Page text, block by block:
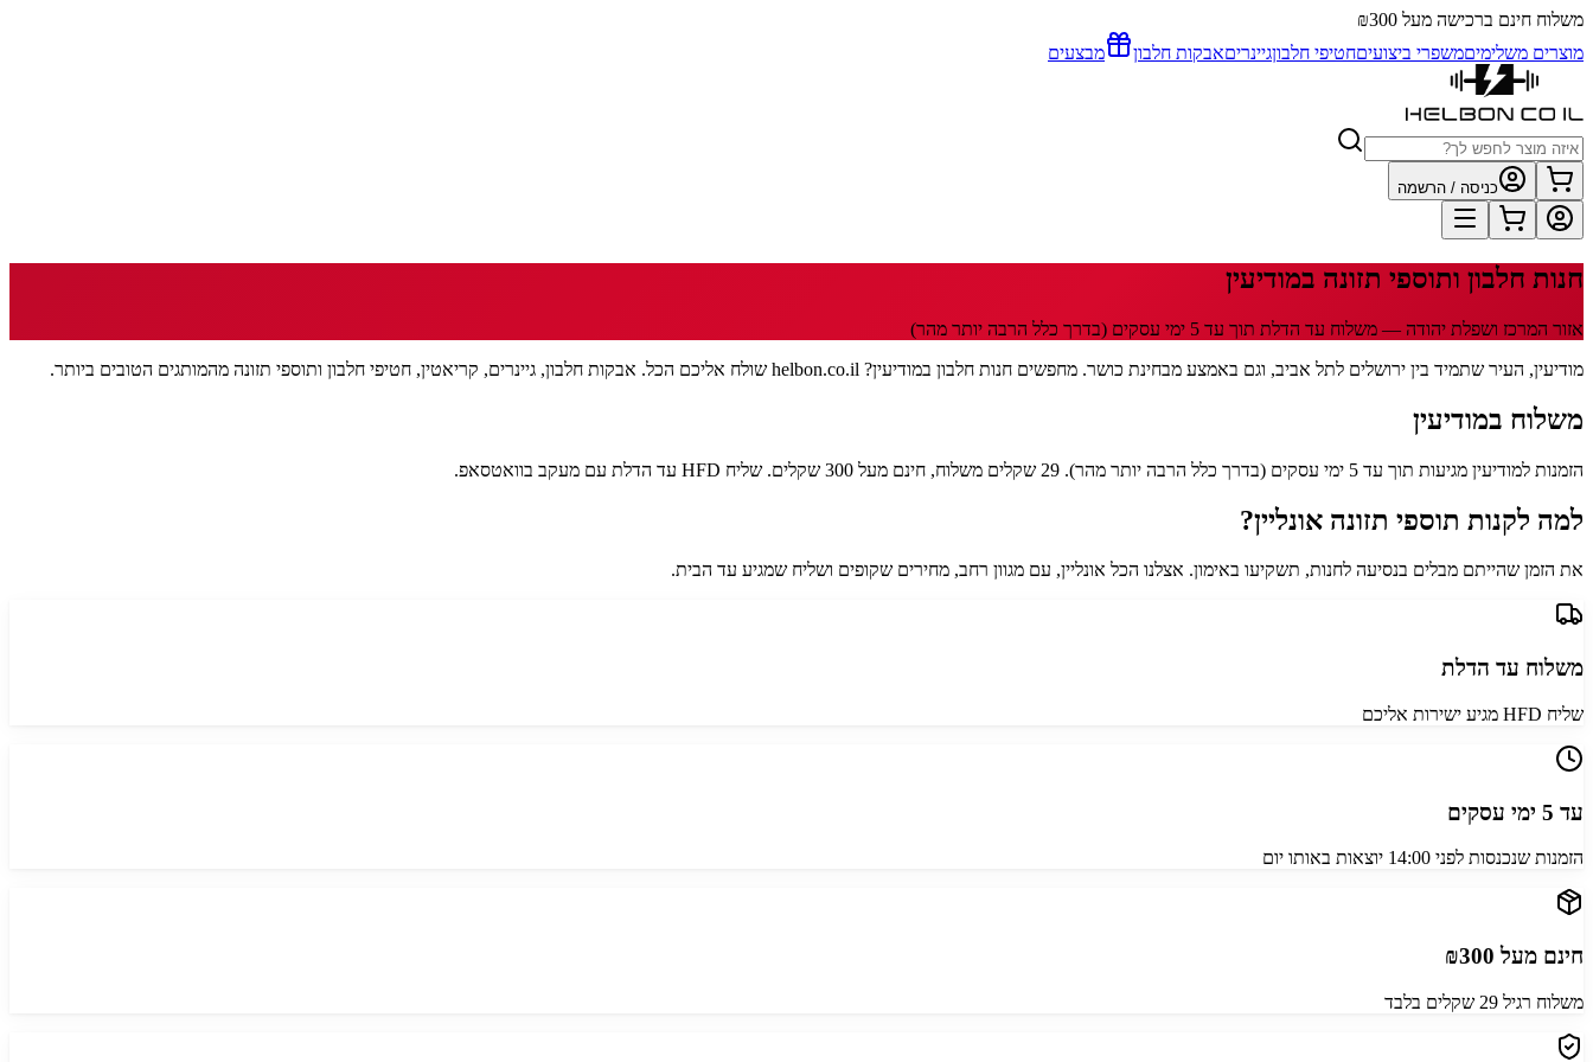
משלוח חינם ברכישה מעל ₪300
מוצרים משלימיםמשפרי ביצועיםחטיפי חלבוןגיינריםאבקות חלבון מבצעים
כניסה / הרשמה
חנות חלבון ותוספי תזונה במודיעין
אזור המרכז ושפלת יהודה — משלוח עד הדלת תוך עד 5 ימי עסקים (בדרך כלל הרבה יותר מהר)
מודיעין, העיר שתמיד בין ירושלים לתל אביב, וגם באמצע מבחינת כושר. מחפשים חנות חלבון במודיעין? helbon.co.il שולח אליכם הכל. אבקות חלבון, גיינרים, קריאטין, חטיפי חלבון ותוספי תזונה מהמותגים הטובים ביותר.
משלוח במודיעין
הזמנות למודיעין מגיעות תוך עד 5 ימי עסקים (בדרך כלל הרבה יותר מהר). 29 שקלים משלוח, חינם מעל 300 שקלים. שליח HFD עד הדלת עם מעקב בוואטסאפ.
למה לקנות תוספי תזונה אונליין?
את הזמן שהייתם מבלים בנסיעה לחנות, תשקיעו באימון. אצלנו הכל אונליין, עם מגוון רחב, מחירים שקופים ושליח שמגיע עד הבית.
משלוח עד הדלת
שליח HFD מגיע ישירות אליכם
עד 5 ימי עסקים
הזמנות שנכנסות לפני 14:00 יוצאות באותו יום
חינם מעל ₪300
משלוח רגיל 29 שקלים בלבד